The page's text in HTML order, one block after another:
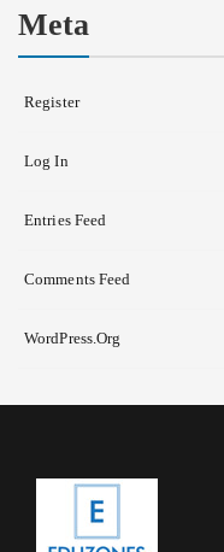
Meta
Register
Log In
Entries Feed
Comments Feed
WordPress.org